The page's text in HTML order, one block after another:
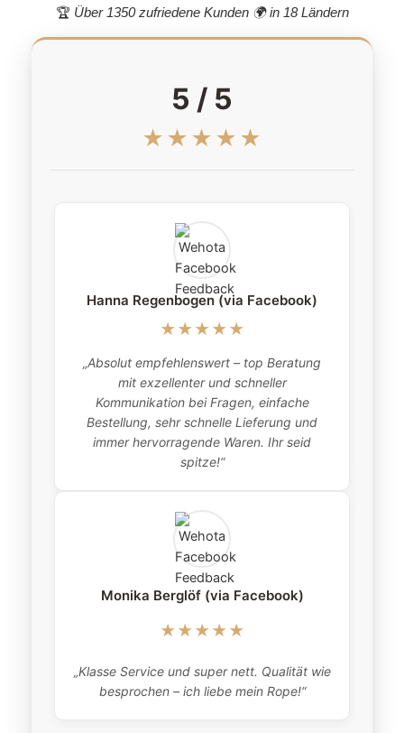
🏆 Über 1350 zufriedene Kunden 🌍 in 18 Ländern
5 / 5
★★★★★
Hanna Regenbogen (via Facebook)
★★★★★
„Absolut empfehlenswert – top Beratung
mit exzellenter und schneller
Kommunikation bei Fragen, einfache
Bestellung, sehr schnelle Lieferung und
immer hervorragende Waren. Ihr seid
spitze!“
Monika Berglöf (via Facebook)
★★★★★
„Klasse Service und super nett. Qualität wie
besprochen – ich liebe mein Rope!“